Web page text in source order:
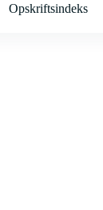
Opskriftsindeks